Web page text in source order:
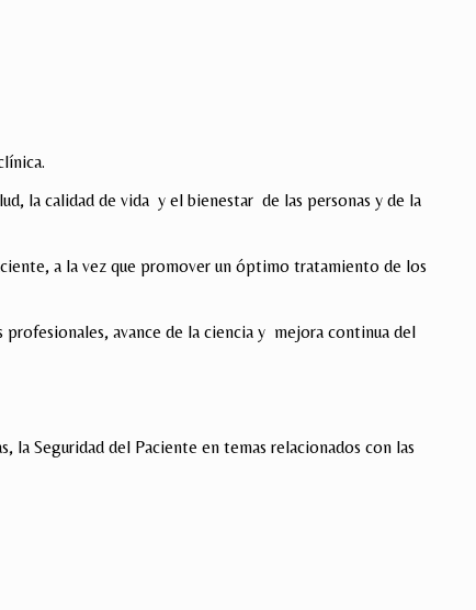
la calidad de vida y el bienestar de las personas y de la
a la vez que promover un óptimo tratamiento de los
avance de la ciencia y mejora continua del
Seguridad del Paciente en temas relacionados con las